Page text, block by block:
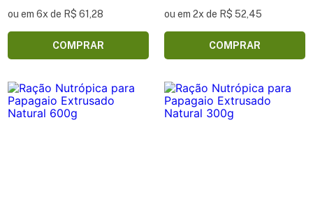
ou em 6x de R$ 61,28
COMPRAR
ou em 2x de R$ 52,45
COMPRAR